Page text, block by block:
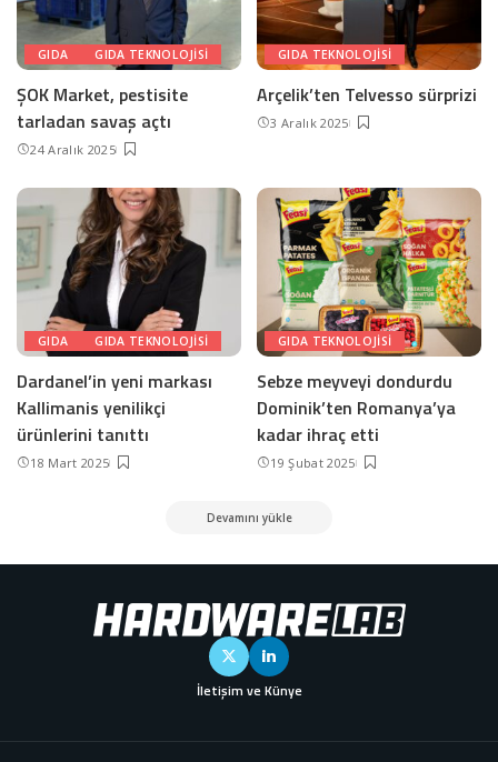
GIDA GIDA TEKNOLOJISI
ŞOK Market, pestisite
tarladan savaş açtı
24 Aralık 2025
GIDA TEKNOLOJISI
Arçelik’ten Telvesso sürprizi
3 Aralık 2025
GIDA GIDA TEKNOLOJISI
Dardanel’in yeni markası
Kallimanis yenilikçi
ürünlerini tanıttı
18 Mart 2025
GIDA TEKNOLOJISI
Sebze meyveyi dondurdu
Dominik’ten Romanya’ya
kadar ihraç etti
19 Şubat 2025
Devamını yükle
İletişim ve Künye